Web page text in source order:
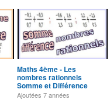
Maths 4ème - Les
nombres rationnels
Somme et Différence
Exercice 4
Ajoutées 7 années